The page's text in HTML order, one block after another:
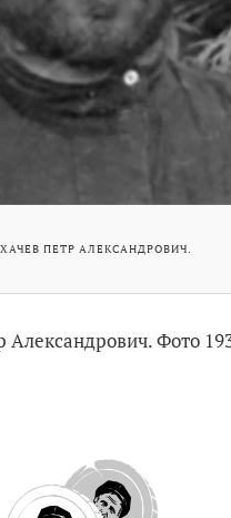
ПЕТР АЛЕКСАНДРОВИЧ.
Фото